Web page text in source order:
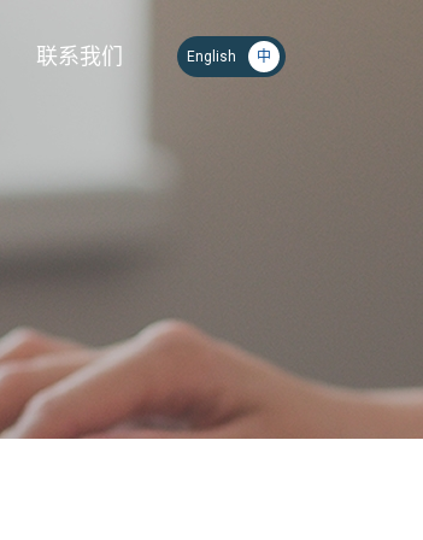
联系我们